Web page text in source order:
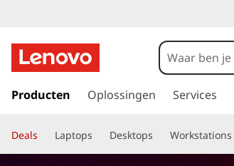
a
a
r
Producten Oplossingen Services
Deals Laptops Desktops Workstations